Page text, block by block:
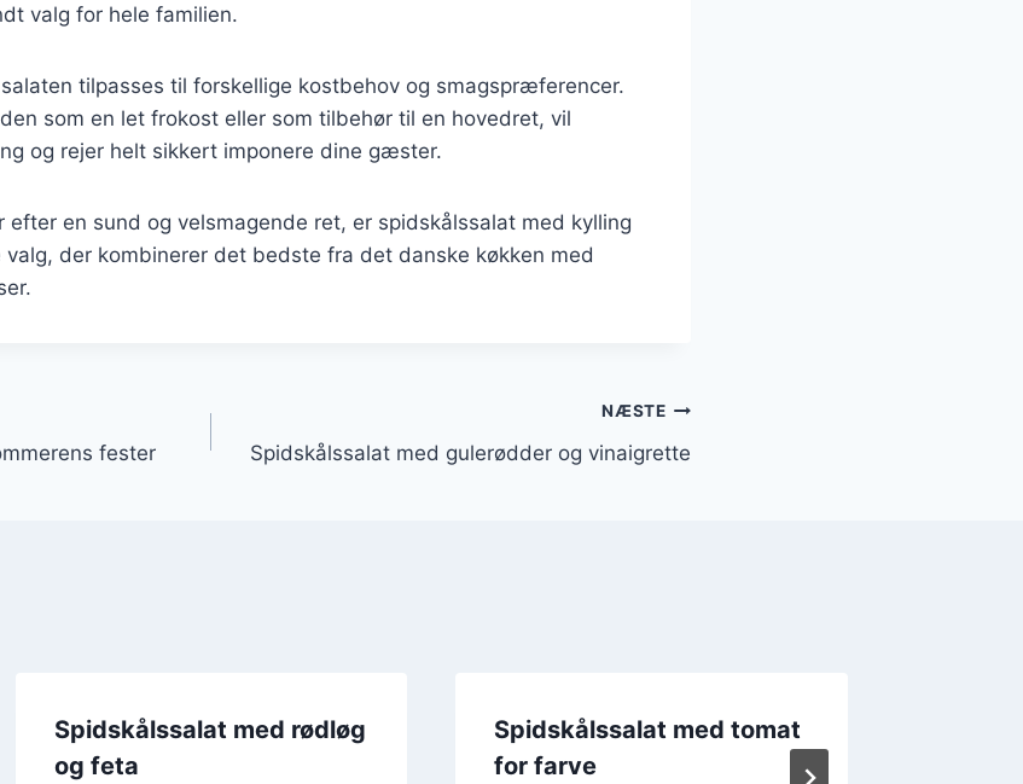
valg for hele familien.
tilpasses til forskellige kostbehov og smagspræferencer.
som en let frokost eller som tilbehør til en hovedret, vil
og rejer helt sikkert imponere dine gæster.
en sund og velsmagende ret, er spidskålssalat med kylling
der kombinerer det bedste fra det danske køkken med
fester
NÆSTE
Spidskålssalat med gulerødder og vinaigrette
Spidskålssalat med rødløg
og feta
Spidskålssalat med tomat
for farve